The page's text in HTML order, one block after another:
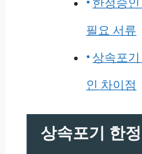
한정승인
필요 서류
상속포
인 차이점
상속포기 한